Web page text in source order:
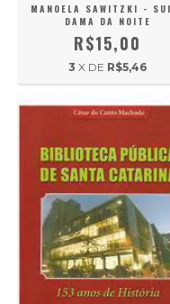
MANOELA SAWITZKI -
DAMA DA NOITE
R$15,00
3 X DE R$5,46